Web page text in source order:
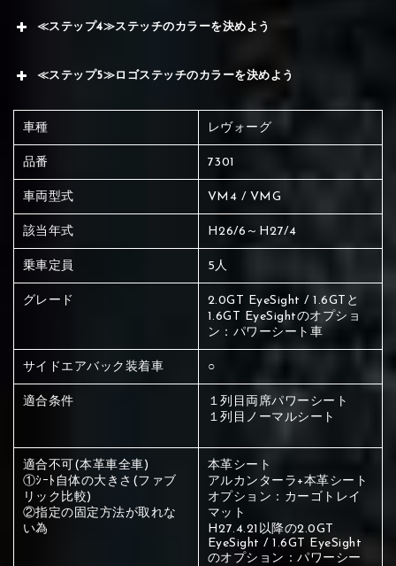
ください
メイン生地は下記16種類からご選択ください。
赤く塗られている部分にカラ
ー選択ください
≪ステップ4≫ステッチのカラーを決めよう
≪ステップ5≫ロゴステッチのカラーを決めよう
車種 レヴォーグ
品番 7301
車両型式 VM4 / VMG
該当年式 H26/6～H27/4
乗車定員 5人
グレード
2.0GT EyeSight / 1.6GTと
1.6GT EyeSightのオプショ
ン：パワーシート車
サイドエアバック装着車 ○
適合条件
１列目両席パワーシート
１列目ノーマルシート
適合不可(本革車全車)
①ｼｰﾄ自体の大きさ(ファブ
リック比較)
②指定の固定方法が取れな
い為
本革シート
アルカンターラ+本革シート
オプション：カーゴトレイ
マット
H27.4.21以降の2.0GT
EyeSight / 1.6GT EyeSight
のオプション：パワーシー